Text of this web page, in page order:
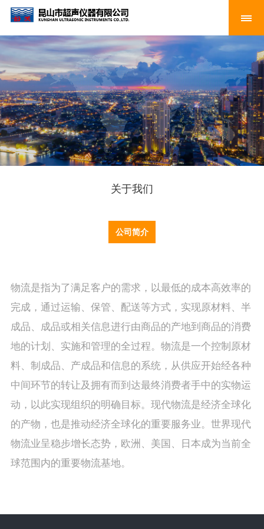
关于我们
公司简介
物流是指为了满足客户的需求，以最低的成本高效率的
完成，通过运输、保管、配送等方式，实现原材料、半
成品、成品或相关信息进行由商品的产地到商品的消费
地的计划、实施和管理的全过程。物流是一个控制原材
料、制成品、产成品和信息的系统，从供应开始经各种
中间环节的转让及拥有而到达最终消费者手中的实物运
动，以此实现组织的明确目标。现代物流是经济全球化
的产物，也是推动经济全球化的重要服务业。世界现代
物流业呈稳步增长态势，欧洲、美国、日本成为当前全
球范围内的重要物流基地。